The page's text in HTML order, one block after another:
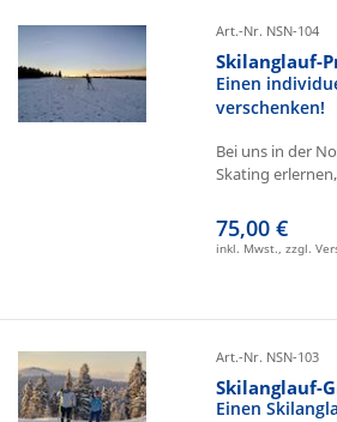
Art.-Nr. NSN-104
Skilanglauf-
Einen
verschenken!
Bei uns in der
Skating
75,00 €
inkl. Mwst., zzgl.
Art.-Nr. NSN-103
Skilanglauf-
Einen